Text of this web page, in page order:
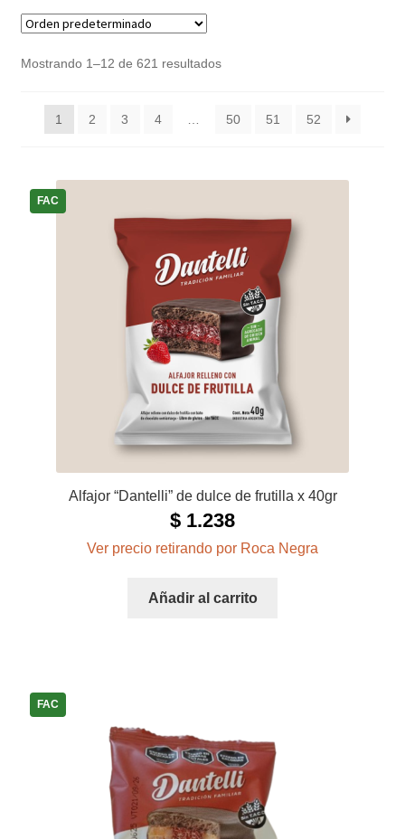
Mostrando 1–12 de 621 resultados
1 2 3 4 50 51 52
FAC
Alfajor “Dantelli” de dulce de frutilla x 40gr
$ 1.238
Ver precio retirando por Roca Negra
Añadir al carrito
FAC